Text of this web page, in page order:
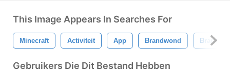
This Image Appears In Searches For
Minecraft Activiteit App Brandwond Brandend
Gebruikers Die Dit Bestand Hebben